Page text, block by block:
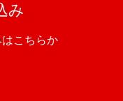
み
こちらか